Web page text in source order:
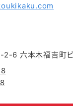
2-6 六本木福吉町